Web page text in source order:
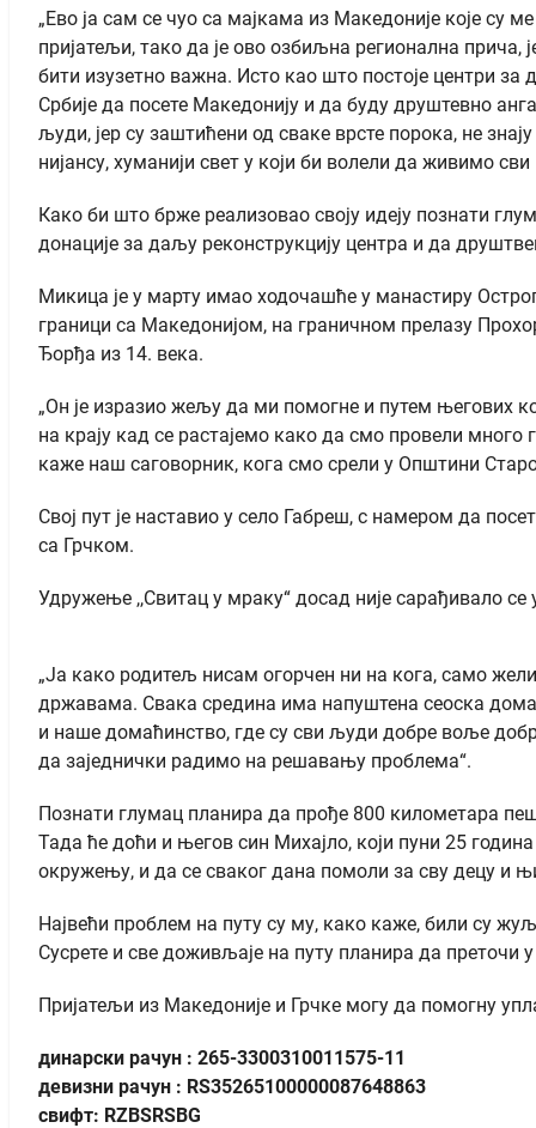
„Ево ја сам се чуо са мајкама из Македоније које
пријатељи, тако да је ово озбиљна регионална
бити изузетно важна. Исто као што постоје центри за
Србије да посете Македонију и да буду друштевно
људи, јер су заштићени од сваке врсте порока, не
нијансу, хуманији свет у који би волели да живимо
Како би што брже реализовао своју идеју познати
донације за даљу реконструкцију центра и да
Микица је у марту имао ходочашће у манастиру
граници са Македонијом, на граничном прелазу
Ђорђа из 14. века.
„Он је изразио жељу да ми помогне и путем његових
на крају кад се растајемо како да смо провели
каже наш саговорник, кога смо срели у Општини
Свој пут је наставио у село Габреш, с намером да
са Грчком.
Удружење ,,Свитац у мраку“ досад није сарађивало
„Ја како родитељ нисам огорчен ни на кога, само
државама. Свака средина има напуштена сеоска
и наше домаћинство, где су сви људи добре воље
да заједнички радимо на решавању проблема“.
Познати глумац планира да прође 800 километара
Тада ће доћи и његов син Михајло, који пуни 25
окружењу, и да се сваког дана помоли за сву децу и
Највећи проблем на путу су му, како каже, били су
Сусрете и све доживљаје на путу планира да преточи
Пријатељи из Македоније и Грчке могу да помогну
динарски рачун : 265-3300310011575-11
девизни рачун : RS35265100000087648863
свифт: RZBSRSBG